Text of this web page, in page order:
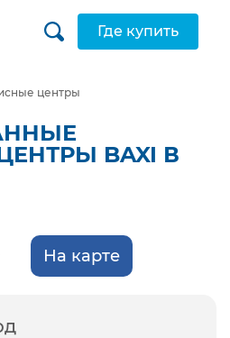
Где купить
центры
BAXI В
На карте